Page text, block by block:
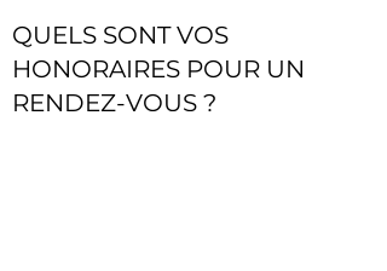
QUELS SONT VOS
HONORAIRES POUR UN
RENDEZ-VOUS ?